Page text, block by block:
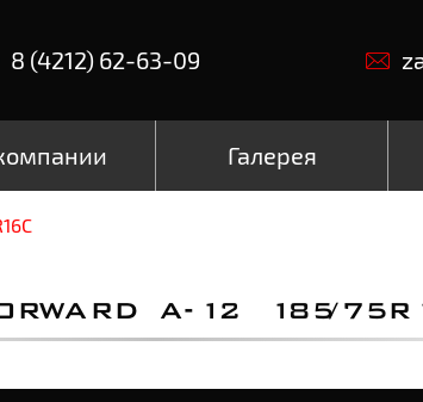
8 (4212) 62-63-09
Галерея
А-12 185/